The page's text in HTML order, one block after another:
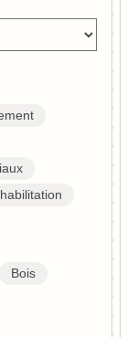
Bois